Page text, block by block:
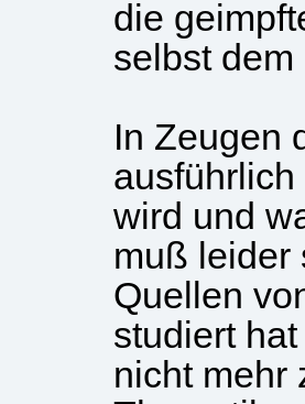
die
selbst dem
In Zeugen
wird und
muß leider
Quellen
studiert
nicht mehr